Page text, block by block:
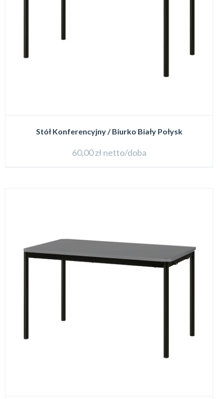
Stół Konferencyjny / Biurko Biały Połysk
60,00zł netto/doba